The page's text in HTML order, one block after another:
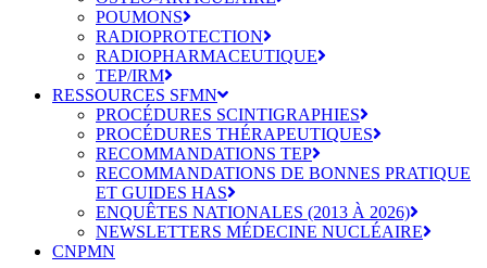
POUMONS
RADIOPROTECTION
RADIOPHARMACEUTIQUE
TEP/IRM
RESSOURCES SFMN
PROCÉDURES SCINTIGRAPHIES
PROCÉDURES THÉRAPEUTIQUES
RECOMMANDATIONS TEP
RECOMMANDATIONS DE BONNES PRATIQUE
ET GUIDES HAS
ENQUÊTES NATIONALES (2013 À 2026)
NEWSLETTERS MÉDECINE NUCLÉAIRE
CNPMN